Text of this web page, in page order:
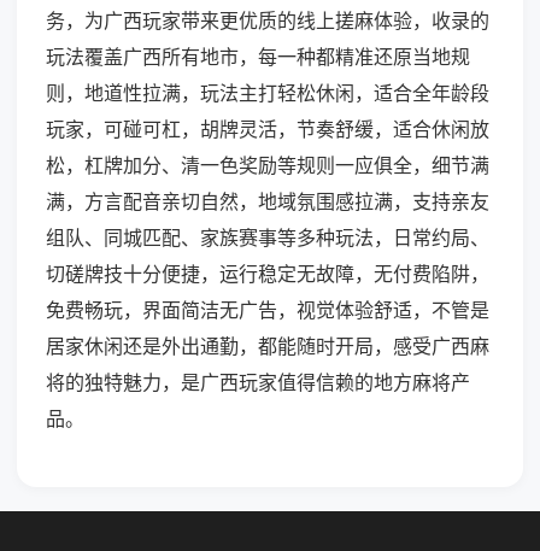
务，为广西玩家带来更优质的线上搓麻体验，收录的
玩法覆盖广西所有地市，每一种都精准还原当地规
则，地道性拉满，玩法主打轻松休闲，适合全年龄段
玩家，可碰可杠，胡牌灵活，节奏舒缓，适合休闲放
松，杠牌加分、清一色奖励等规则一应俱全，细节满
满，方言配音亲切自然，地域氛围感拉满，支持亲友
组队、同城匹配、家族赛事等多种玩法，日常约局、
切磋牌技十分便捷，运行稳定无故障，无付费陷阱，
免费畅玩，界面简洁无广告，视觉体验舒适，不管是
居家休闲还是外出通勤，都能随时开局，感受广西麻
将的独特魅力，是广西玩家值得信赖的地方麻将产
品。